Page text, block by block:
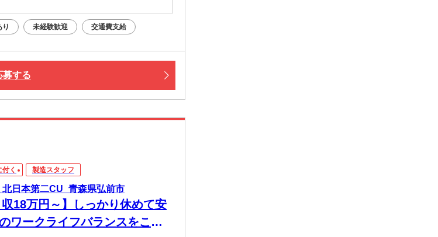
り 未経験歓迎 交通費支給
募する
く 製造スタッフ
日本第二CU_青森県弘前市
収18万円～】しっかり休めて安
ワークライフバランスをここ